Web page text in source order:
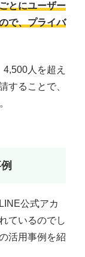
とにユーザー
で、プライバ
人を超え
することで、
公式アカ
ているのでし
活用事例を紹